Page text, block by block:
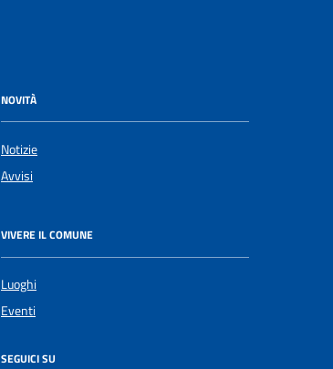
NOVITÀ
Notizie
Avvisi
VIVERE IL COMUNE
Luoghi
Eventi
SEGUICI SU